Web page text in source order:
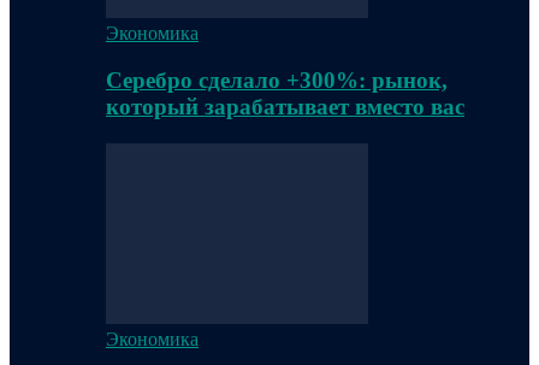
Экономика
Серебро сделало +300%: рынок,
который зарабатывает вместо вас
Экономика